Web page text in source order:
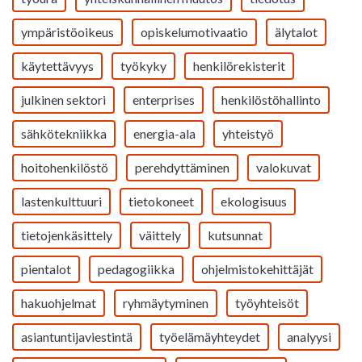
ympäristöoikeus opiskelumotivaatio älytalot
käytettävyys työkyky henkilörekisterit
julkinen sektori enterprises henkilöstöhallinto
sähkötekniikka energia-ala yhteistyö
hoitohenkilöstö perehdyttäminen valokuvat
lastenkulttuuri tietokoneet ekologisuus
tietojenkäsittely väittely kutsunnat
pientalot pedagogiikka ohjelmistokehittäjät
hakuohjelmat ryhmäytyminen työyhteisöt
asiantuntijaviestintä työelämäyhteydet analyysi